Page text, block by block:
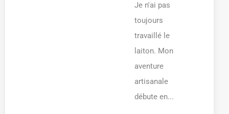
Je n'ai pas
toujours
travaillé le
laiton. Mon
aventure
artisanale
débute en...